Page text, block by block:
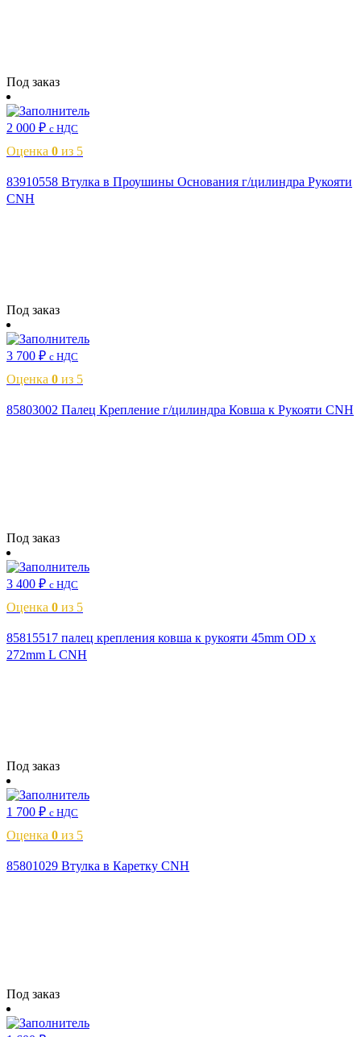
Под заказ
2 000 ₽ с НДС
Оценка 0 из 5
83910558 Втулка в Проушины Основания г/цилиндра Рукояти
CNH
Под заказ
3 700 ₽ с НДС
Оценка 0 из 5
85803002 Палец Крепление г/цилиндра Ковша к Рукояти CNH
Под заказ
3 400 ₽ с НДС
Оценка 0 из 5
85815517 палец крепления ковша к рукояти 45mm OD x
272mm L CNH
Под заказ
1 700 ₽ с НДС
Оценка 0 из 5
85801029 Втулка в Каретку CNH
Под заказ